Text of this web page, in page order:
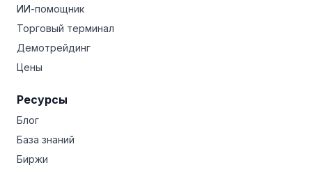
ИИ-помощник
Торговый терминал
Демотрейдинг
Цены
Ресурсы
Блог
База знаний
Биржи